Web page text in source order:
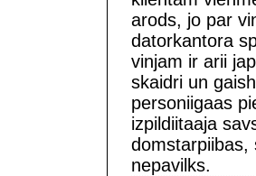
arods, jo par
datorkantora
vinjam ir arii
skaidri un
personiigaas
izpildiitaaja
domstarpiibas,
nepavilks.